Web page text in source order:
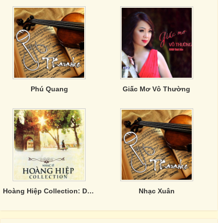
Phú Quang Giấc Mơ Vô Thường
Hoàng Hiệp Collection: Duyên Quê Nhạc Xuân